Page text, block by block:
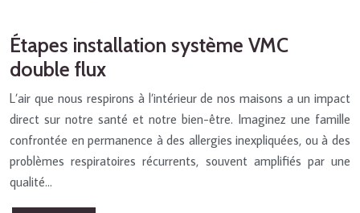
Étapes installation système VMC
double flux
L’air que nous respirons à l’intérieur de nos maisons a un impact
direct sur notre santé et notre bien-être. Imaginez une famille
confrontée en permanence à des allergies inexpliquées, ou à des
problèmes respiratoires récurrents, souvent amplifiés par une
qualité…